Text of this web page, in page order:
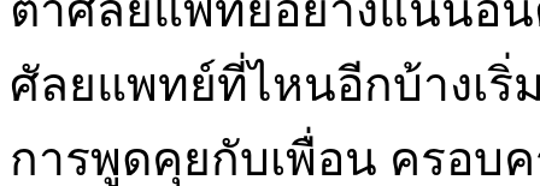
ศัลยแพทย์ที่ไหนอีกบ้างเ
การพูดคุยกับเพื่อน ครอบ